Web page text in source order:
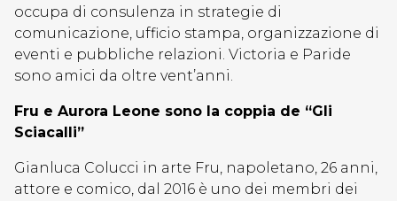
occupa di consulenza in strategie di
comunicazione, ufficio stampa, organizzazione di
eventi e pubbliche relazioni. Victoria e Paride
sono amici da oltre vent’anni.
Fru e Aurora Leone sono la coppia de “Gli
Sciacalli”
Gianluca Colucci in arte Fru, napoletano, 26 anni,
attore e comico, dal 2016 è uno dei membri dei